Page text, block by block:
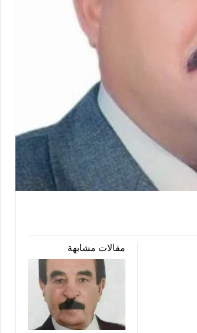
مقالات مشابهة